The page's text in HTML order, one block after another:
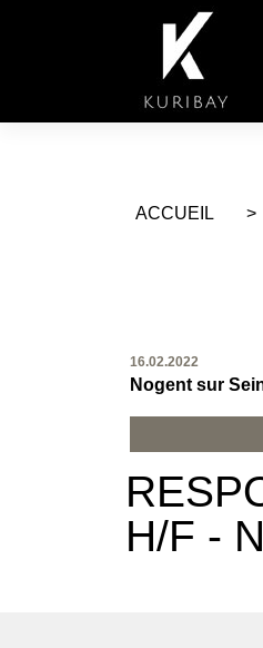
ACCUEIL >
16.02.2022
Nogent sur
H/F -